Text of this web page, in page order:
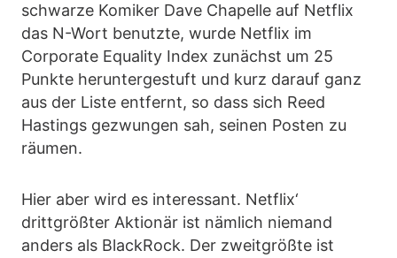
schwarze Komiker Dave Chapelle auf Netflix
das N-Wort benutzte, wurde Netflix im
Corporate Equality Index zunächst um 25
Punkte heruntergestuft und kurz darauf ganz
aus der Liste entfernt, so dass sich Reed
Hastings gezwungen sah, seinen Posten zu
räumen.
Hier aber wird es interessant. Netflix‘
drittgrößter Aktionär ist nämlich niemand
anders als BlackRock. Der zweitgrößte ist